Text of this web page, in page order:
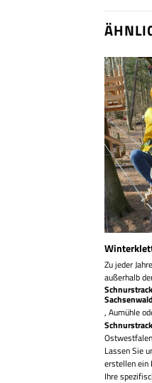
Zu jeder
außerhalb
Sachsenwald
, Aumühle
Lassen Sie
erstellen ein
Ihre